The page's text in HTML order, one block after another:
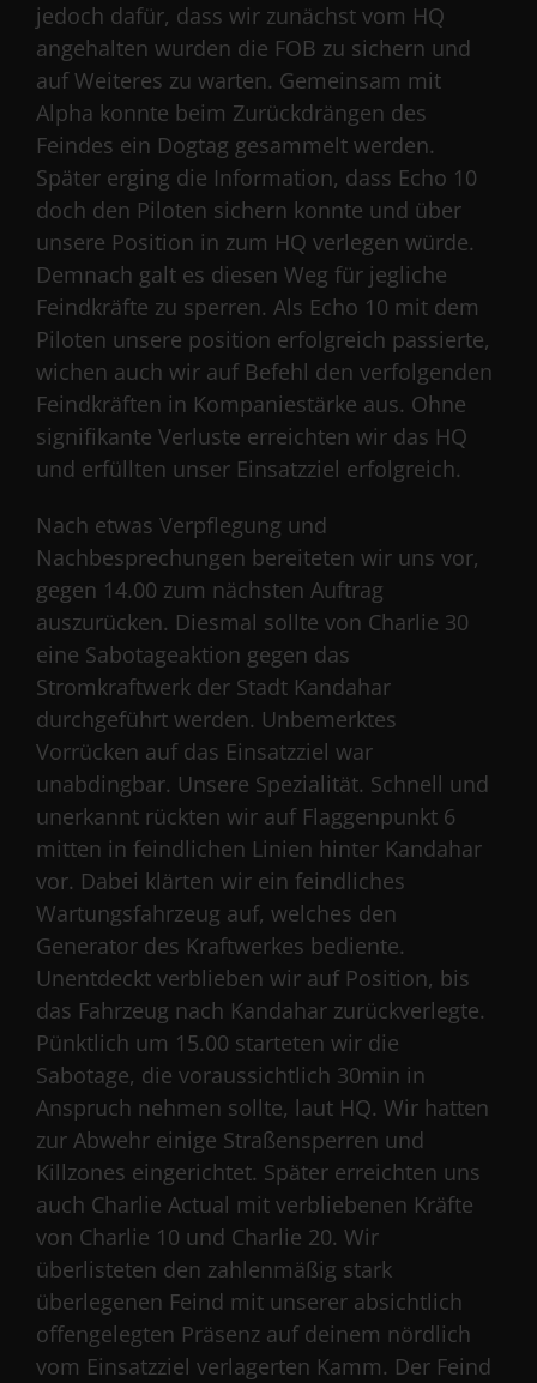
jedoch dafür, dass wir zunächst vom HQ
angehalten wurden die FOB zu sichern und
auf Weiteres zu warten. Gemeinsam mit
Alpha konnte beim Zurückdrängen des
Feindes ein Dogtag gesammelt werden.
Später erging die Information, dass Echo 10
doch den Piloten sichern konnte und über
unsere Position in zum HQ verlegen würde.
Demnach galt es diesen Weg für jegliche
Feindkräfte zu sperren. Als Echo 10 mit dem
Piloten unsere position erfolgreich passierte,
wichen auch wir auf Befehl den verfolgenden
Feindkräften in Kompaniestärke aus. Ohne
signifikante Verluste erreichten wir das HQ
und erfüllten unser Einsatzziel erfolgreich.
Nach etwas Verpflegung und
Nachbesprechungen bereiteten wir uns vor,
gegen 14.00 zum nächsten Auftrag
auszurücken. Diesmal sollte von Charlie 30
eine Sabotageaktion gegen das
Stromkraftwerk der Stadt Kandahar
durchgeführt werden. Unbemerktes
Vorrücken auf das Einsatzziel war
unabdingbar. Unsere Spezialität. Schnell und
unerkannt rückten wir auf Flaggenpunkt 6
mitten in feindlichen Linien hinter Kandahar
vor. Dabei klärten wir ein feindliches
Wartungsfahrzeug auf, welches den
Generator des Kraftwerkes bediente.
Unentdeckt verblieben wir auf Position, bis
das Fahrzeug nach Kandahar zurückverlegte.
Pünktlich um 15.00 starteten wir die
Sabotage, die voraussichtlich 30min in
Anspruch nehmen sollte, laut HQ. Wir hatten
zur Abwehr einige Straßensperren und
Killzones eingerichtet. Später erreichten uns
auch Charlie Actual mit verbliebenen Kräfte
von Charlie 10 und Charlie 20. Wir
überlisteten den zahlenmäßig stark
überlegenen Feind mit unserer absichtlich
offengelegten Präsenz auf deinem nördlich
vom Einsatzziel verlagerten Kamm. Der Feind